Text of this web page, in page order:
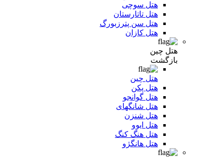
هتل سوچی
هتل تاتارستان
هتل سن پترزبورگ
هتل کازان
هتل چین
بازگشت
هتل چین
هتل پکن
هتل گوانجو
هتل شانگهای
هتل شنزن
هتل ایوو
هتل هنگ کنگ
هتل هانگژو